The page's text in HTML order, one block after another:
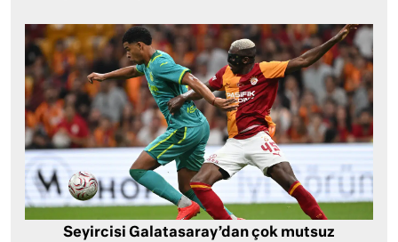
Seyircisi Galatasaray’dan çok mutsuz